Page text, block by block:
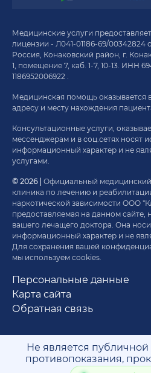
Медицинские услуги
лицензии - Л041-01186-69/00342824
Россия, Конаковский район, г.
1, помещение 7, каб. 1-7, 10-13. ИНН
1186952006922 .
Медицинская помощь оказывается
адресу и месту нахождения
Консультационные услуги,
мессенджерам и в соц.сетях носят
информационный характер и не
услугами.
© 2026 | Официальный медицинский
клиника по лечению и
наркотической зависимости ООО
предоставляемая на данном сайте,
вашего лечащего доктора. Она
информационный характер и не
Для сохранения вашей
мы используем cookies.
Персональные данные
Карта сайта
Обратная связь
Не является
противопоказания,
врачом.